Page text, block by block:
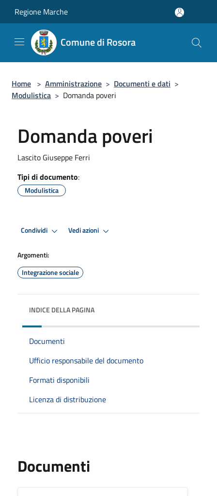
Regione Marche
Comune di Rosora
Home > Amministrazione > Documenti e dati >
Modulistica > Domanda poveri
Domanda poveri
Lascito Giuseppe Ferri
Tipi di documento:
Modulistica
Condividi Vedi azioni
Argomenti:
Integrazione sociale
INDICE DELLA PAGINA
Documenti
Ufficio responsabile del documento
Formati disponibili
Licenza di distribuzione
Documenti